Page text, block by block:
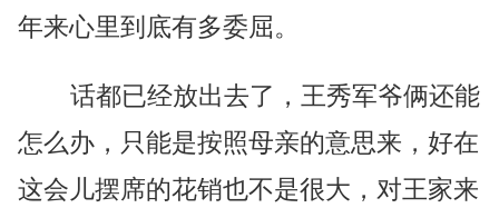
年来心里到底有多委屈。
话都已经放出去了，王秀军爷俩还能
怎么办，只能是按照母亲的意思来，好在
这会儿摆席的花销也不是很大，对王家来